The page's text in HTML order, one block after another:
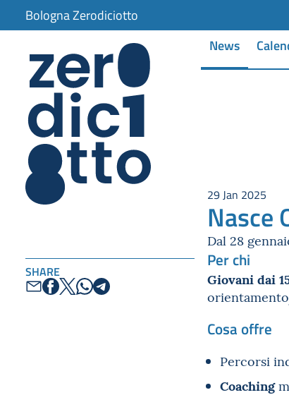
Bologna Zerodiciotto
News
SHARE
29 Jan 2025
Nasce
Dal 28
Per chi
Giovani dai
Cosa offre
Percorsi
Coaching